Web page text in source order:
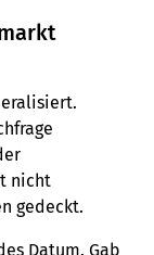
nicht
gedeckt.
Datum. Gab